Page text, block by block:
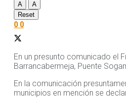
A
A
Reset
0 0
En un presunto comunicado el
Barrancabermeja, Puente
En la comunicación
municipios en mención se